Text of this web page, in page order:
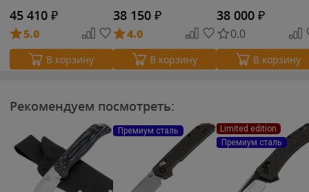
45 410 ₽
5.0
В корзину
38 150 ₽
4.0
В корзину
38 000 ₽
0.0
В корзину
Рекомендуем посмотреть:
Премиум сталь
Limited edition
Премиум сталь